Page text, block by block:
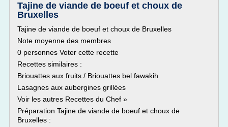
Tajine de viande de boeuf et choux de
Bruxelles
Tajine de viande de boeuf et choux de Bruxelles
Note moyenne des membres
0 personnes Voter cette recette
Recettes similaires :
Briouattes aux fruits / Briouattes bel fawakih
Lasagnes aux aubergines grillées
Voir les autres Recettes du Chef »
Préparation Tajine de viande de boeuf et choux de
Bruxelles :